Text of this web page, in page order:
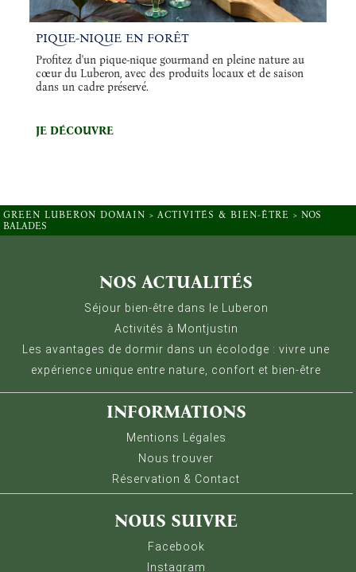
PIQUE-NIQUE EN FORÊT
Profitez d'un pique-nique gourmand en pleine nature au
cœur du Luberon, avec des produits locaux et de saison
dans un cadre préservé.
JE DÉCOUVRE
GREEN LUBERON DOMAIN > ACTIVITÉS & BIEN-ÊTRE >NOS
BALADES
NOS ACTUALITÉS
Séjour bien-être dans le Luberon
Activités à Montjustin
Les avantages de dormir dans un écolodge : vivre une
expérience unique entre nature, confort et bien-être
INFORMATIONS
Mentions Légales
Nous trouver
Réservation & Contact
NOUS SUIVRE
Facebook
Instagram